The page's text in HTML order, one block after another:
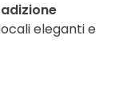
eleganti e